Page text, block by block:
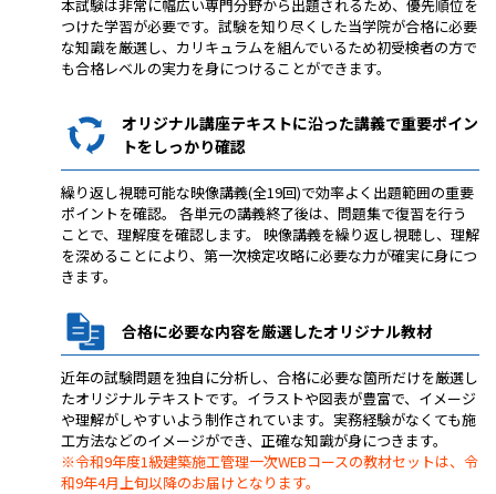
本試験は非常に幅広い専門分野から出題されるため、優先順位を
つけた学習が必要です。試験を知り尽くした当学院が合格に必要
な知識を厳選し、カリキュラムを組んでいるため初受検者の方で
も合格レベルの実力を身につけることができます。
オリジナル講座テキストに沿った講義で重要ポイン
トをしっかり確認
繰り返し視聴可能な映像講義(全19回)で効率よく出題範囲の重要
ポイントを確認。 各単元の講義終了後は、問題集で復習を行う
ことで、理解度を確認します。 映像講義を繰り返し視聴し、理解
を深めることにより、第一次検定攻略に必要な力が確実に身につ
きます。
合格に必要な内容を厳選したオリジナル教材
近年の試験問題を独自に分析し、合格に必要な箇所だけを厳選し
たオリジナルテキストです。イラストや図表が豊富で、イメージ
や理解がしやすいよう制作されています。実務経験がなくても施
工方法などのイメージができ、正確な知識が身につきます。
※令和9年度1級建築施工管理一次WEBコースの教材セットは、令
和9年4月上旬以降のお届けとなります。